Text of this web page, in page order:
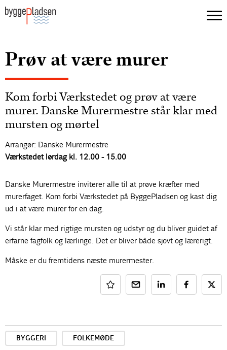
Prøv at være murer
Kom forbi Værkstedet og prøv at være
murer. Danske Murermestre står klar med
mursten og mørtel
Arrangør: Danske Murermestre
Værkstedet lørdag kl. 12.00 - 15.00
Danske Murermestre inviterer alle til at prøve kræfter med
murerfaget. Kom forbi Værkstedet på ByggePladsen og kast dig
ud i at være murer for en dag.
Vi står klar med rigtige mursten og udstyr og du bliver guidet af
erfarne fagfolk og lærlinge. Det er bliver både sjovt og lærerigt.
Måske er du fremtidens næste murermester.
BYGGERI FOLKEMØDE